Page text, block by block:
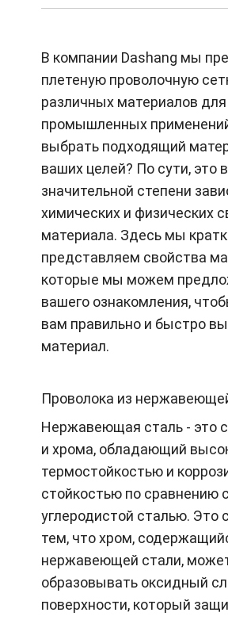
В компании Dashang мы
плетеную проволочную
различных материалов
промышленных
выбрать подходящий
ваших целей? По сути, это в
значительной степени
химических и физических
материала. Здесь мы
представляем свойства
которые мы можем
вашего ознакомления,
вам правильно и быстро
материал.
Проволока из
Нержавеющая сталь - это
и хрома, обладающий
термостойкостью и
стойкостью по сравнению с
углеродистой сталью. Это
тем, что хром,
нержавеющей стали,
образовывать оксидный
поверхности, который